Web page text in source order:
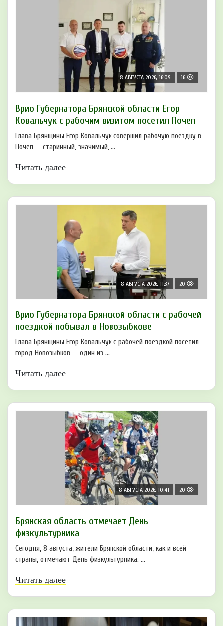
8 АВГУСТА 2026, 16:09 16
Врио Губернатора Брянской области Егор
Ковальчук с рабочим визитом посетил Почеп
Глава Брянщины Егор Ковальчук совершил рабочую поездку в
Почеп — старинный, значимый, ...
Читать далее
8 АВГУСТА 2026, 11:37 20
Врио Губернатора Брянской области с рабочей
поездкой побывал в Новозыбкове
Глава Брянщины Егор Ковальчук с рабочей поездкой посетил
город Новозыбков — один из ...
Читать далее
8 АВГУСТА 2026, 10:41 20
Брянская область отмечает День
физкультурника
Сегодня, 8 августа, жители Брянской области, как и всей
страны, отмечают День физкультурника. ...
Читать далее